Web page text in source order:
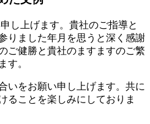
し上げます。貴社のご指導と
りました年月を思うと深く感謝
ご健勝と貴社のますますのご繁
す。
いをお願い申し上げます。共に
ることを楽しみにしておりま